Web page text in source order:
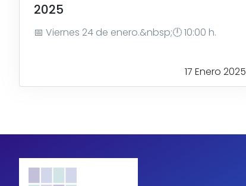
2025
📅 Viernes 24 de enero.&nbsp;🕛 10:00 h.
17 Enero 2025